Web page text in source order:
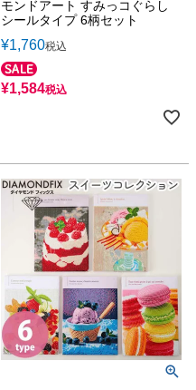
モンドアート すみっコぐらし
シールタイプ 6柄セット
¥1,760税込
¥1,584税込